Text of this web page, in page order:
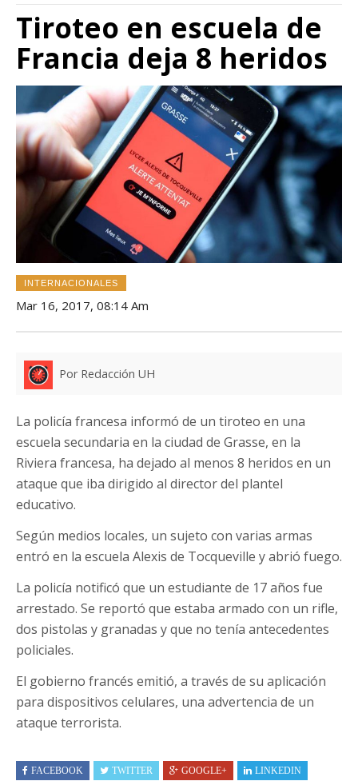
Tiroteo en escuela de
Francia deja 8 heridos
INTERNACIONALES
Mar 16, 2017, 08:14 Am
Por Redacción UH
La policía francesa informó de un tiroteo en una
escuela secundaria en la ciudad de Grasse, en la
Riviera francesa, ha dejado al menos 8 heridos en un
ataque que iba dirigido al director del plantel
educativo.
Según medios locales, un sujeto con varias armas
entró en la escuela Alexis de Tocqueville y abrió fuego.
La policía notificó que un estudiante de 17 años fue
arrestado. Se reportó que estaba armado con un rifle,
dos pistolas y granadas y que no tenía antecedentes
policiales.
El gobierno francés emitió, a través de su aplicación
para dispositivos celulares, una advertencia de un
ataque terrorista.
FACEBOOK TWITTER GOOGLE+ LINKEDIN